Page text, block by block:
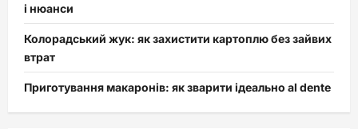
і нюанси
Колорадський жук: як захистити картоплю без зайвих
втрат
Приготування макаронів: як зварити ідеально al dente